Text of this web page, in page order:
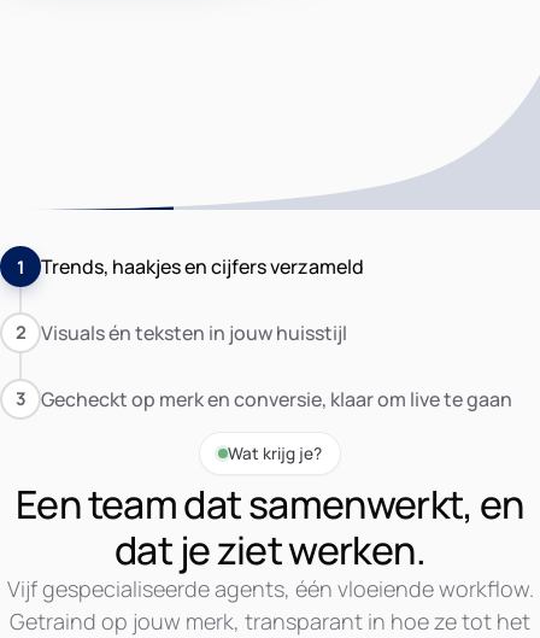
1 Trends, haakjes en cijfers verzameld
2 Visuals én teksten in jouw huisstijl
3 Gecheckt op merk en conversie, klaar om live te gaan
Wat krijg je?
Een team dat samenwerkt, en
dat je ziet werken.
Vijf gespecialiseerde agents, één vloeiende workflow.
Getraind op jouw merk, transparant in hoe ze tot het